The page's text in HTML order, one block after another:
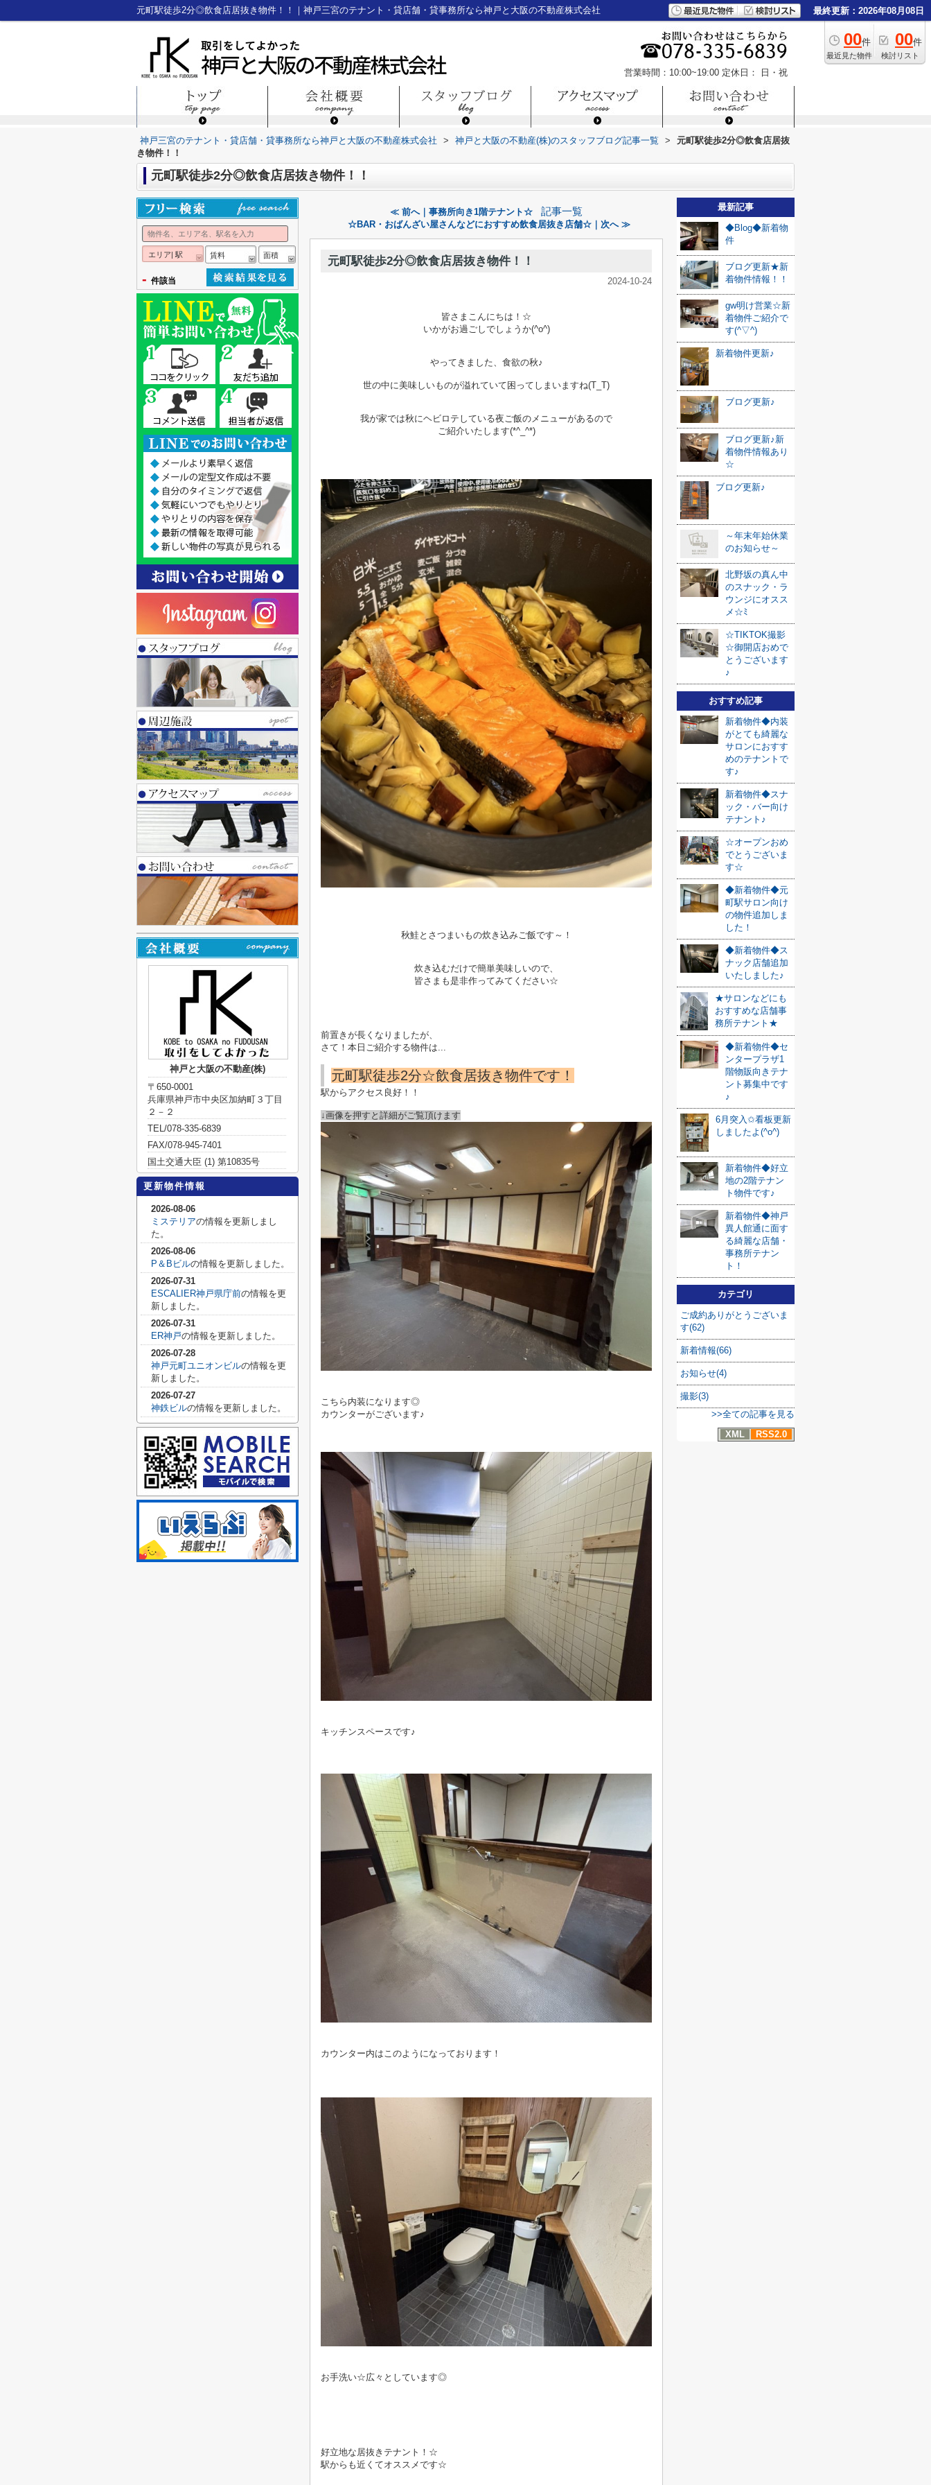
元町駅徒歩2分◎飲食店居抜き物件！！｜神戸三宮のテナント・貸店舗・貸事務所なら神戸と大阪の不動産株式会社 最終更新：2026年08月08日
00件
最近見た物件
00件
検討リスト
営業時間：10:00~19:00 定休日： 日・祝
神戸三宮のテナント・貸店舗・貸事務所なら神戸と大阪の不動産株式会社 > 神戸と大阪の不動産(株)のスタッフブログ記事一覧 >
元町駅徒歩2分◎飲食店居抜
き物件！！
元町駅徒歩2分◎飲食店居抜き物件！！
≪ 前へ｜事務所向き1階テナント☆ 記事一覧
☆BAR・おばんざい屋さんなどにおすすめ飲食居抜き店舗☆｜次へ ≫
元町駅徒歩2分◎飲食店居抜き物件！！
2024-10-24
皆さまこんにちは！☆
いかがお過ごしでしょうか(^o^)
やってきました、食欲の秋♪
世の中に美味しいものが溢れていて困ってしまいますね(T_T)
我が家では秋にヘビロテしている夜ご飯のメニューがあるので
ご紹介いたします(*^_^*)
秋鮭とさつまいもの炊き込みご飯です～！
炊き込むだけで簡単美味しいので、
皆さまも是非作ってみてください☆
前置きが長くなりましたが、
さて！本日ご紹介する物件は...
元町駅徒歩2分☆飲食居抜き物件です！
駅からアクセス良好！！
↓画像を押すと詳細がご覧頂けます
こちら内装になります◎
カウンターがございます♪
キッチンスペースです♪
カウンター内はこのようになっております！
お手洗い☆広々としています◎
好立地な居抜きテナント！☆
駅からも近くてオススメです☆
最新記事
◆Blog◆新着物
件
ブログ更新★新
着物件情報！！
gw明け営業☆新
着物件ご紹介で
す(^▽^)
新着物件更新♪
ブログ更新♪
ブログ更新♪新
着物件情報あり
☆
ブログ更新♪
～年末年始休業
のお知らせ～
北野坂の真ん中
のスナック・ラ
ウンジにオスス
メ☆ﾐ
☆TIKTOK撮影
☆御開店おめで
とうございます
♪
おすすめ記事
新着物件◆内装
がとても綺麗な
サロンにおすす
めのテナントで
す♪
新着物件◆スナ
ック・バー向け
テナント♪
☆オープンおめ
でとうございま
す☆
◆新着物件◆元
町駅サロン向け
の物件追加しま
した！
◆新着物件◆ス
ナック店舗追加
いたしました♪
★サロンなどにも
おすすめな店舗事
務所テナント★
◆新着物件◆セ
ンタープラザ1
階物販向きテナ
ント募集中です
♪
6月突入✩看板更新
しましたよ(^o^)
新着物件◆好立
地の2階テナン
ト物件です♪
新着物件◆神戸
異人館通に面す
る綺麗な店舗・
事務所テナン
ト！
カテゴリ
ご成約ありがとうございま
す(62)
新着情報(66)
お知らせ(4)
撮影(3)
>>全ての記事を見る
XML
RSS2.0
エリア| 駅 賃料 面積
- 件該当
神戸と大阪の不動産(株)
〒650-0001
兵庫県神戸市中央区加納町３丁目
２－２
TEL/078-335-6839
FAX/078-945-7401
国土交通大臣 (1) 第10835号
更新物件情報
2026-08-06
ミステリアの情報を更新しまし
た。
2026-08-06
P＆Bビルの情報を更新しました。
2026-07-31
ESCALIER神戸県庁前の情報を更
新しました。
2026-07-31
ER神戸の情報を更新しました。
2026-07-28
神戸元町ユニオンビルの情報を更
新しました。
2026-07-27
神鉄ビルの情報を更新しました。